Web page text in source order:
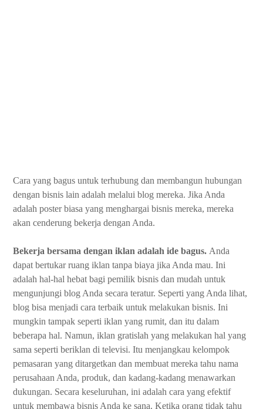
Cara yang bagus untuk terhubung dan membangun hubungan
dengan bisnis lain adalah melalui blog mereka. Jika Anda
adalah poster biasa yang menghargai bisnis mereka, mereka
akan cenderung bekerja dengan Anda.
Bekerja bersama dengan iklan adalah ide bagus. Anda
dapat bertukar ruang iklan tanpa biaya jika Anda mau. Ini
adalah hal-hal hebat bagi pemilik bisnis dan mudah untuk
mengunjungi blog Anda secara teratur. Seperti yang Anda lihat,
blog bisa menjadi cara terbaik untuk melakukan bisnis. Ini
mungkin tampak seperti iklan yang rumit, dan itu dalam
beberapa hal. Namun, iklan gratislah yang melakukan hal yang
sama seperti beriklan di televisi. Itu menjangkau kelompok
pemasaran yang ditargetkan dan membuat mereka tahu nama
perusahaan Anda, produk, dan kadang-kadang menawarkan
dukungan. Secara keseluruhan, ini adalah cara yang efektif
untuk membawa bisnis Anda ke sana. Ketika orang tidak tahu